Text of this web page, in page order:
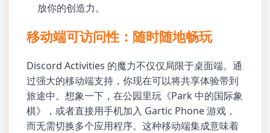
放你的创造力。
移动端可访问性：随时随地畅玩
Discord Activities 的魔力不仅仅局限于桌面端。通
过强大的移动端支持，你现在可以将共享体验带到
旅途中。想象一下，在公园里玩《Park 中的国际象
棋》，或者直接用手机加入 Gartic Phone 游戏，
而无需切换多个应用程序。这种移动端集成意味着